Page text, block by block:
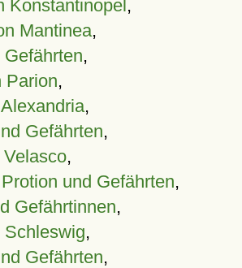
Konstantinopel,
Mantinea,
,
Parion,
,
Gefährten,
,
und Gefährten,
Gefährtinnen,
Schleswig,
Gefährten,